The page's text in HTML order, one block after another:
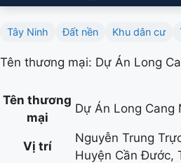
Tây Ninh Đất nền Khu dân cư
Tên thương mại: Dự Án Long
Tên thương
mại
Dự Án Long Cang
Vị trí
Nguyễn Trung
Huyện Cần Đước,